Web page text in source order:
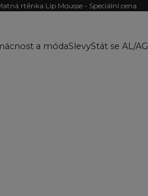
rtěnka Lip Mousse - Speciální cena
a módaSlevyStát se AL/AG